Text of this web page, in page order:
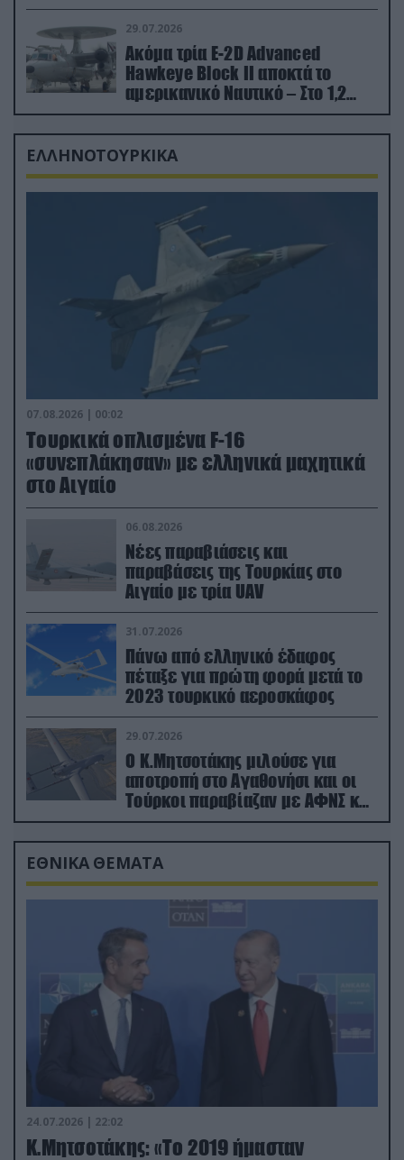
29.07.2026
Ακόμα τρία E-2D Advanced
Hawkeye Block II αποκτά το
αμερικανικό Ναυτικό – Στο 1,2
δισ.δολάρια το κόστος
ΕΛΛΗΝΟΤΟΥΡΚΙΚΑ
07.08.2026 | 00:02
Τουρκικά οπλισμένα F-16
«συνεπλάκησαν» με ελληνικά μαχητικά
στο Αιγαίο
06.08.2026
Νέες παραβιάσεις και
παραβάσεις της Τουρκίας στο
Αιγαίο με τρία UAV
31.07.2026
Πάνω από ελληνικό έδαφος
πέταξε για πρώτη φορά μετά το
2023 τουρκικό αεροσκάφος
29.07.2026
Ο Κ.Μητσοτάκης μιλούσε για
αποτροπή στο Αγαθονήσι και οι
Τούρκοι παραβίαζαν με ΑΦΝΣ και
drone
ΕΘΝΙΚΑ ΘΕΜΑΤΑ
24.07.2026 | 22:02
Κ.Μητσοτάκης: «Το 2019 ήμασταν